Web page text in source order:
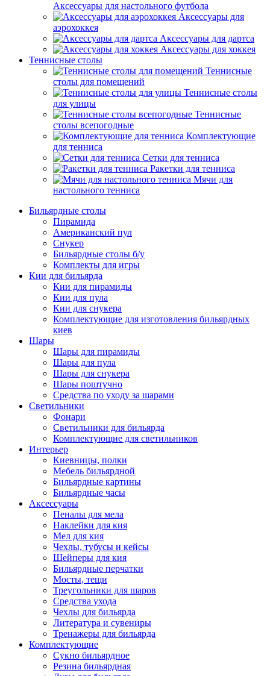
Аксессуары для настольного футбола
Аксессуары для
аэрохоккея
Аксессуары для дартса
Аксессуары для хоккея
Теннисные столы
Теннисные
столы для помещений
Теннисные столы
для улицы
Теннисные
столы всепогодные
Комплектующие
для тенниса
Сетки для тенниса
Ракетки для тенниса
Мячи для
настольного тенниса
Бильярдные столы
Пирамида
Американский пул
Снукер
Бильярдные столы б/у
Комплекты для игры
Кии для бильярда
Кии для пирамиды
Кии для пула
Кии для снукера
Комплектующие для изготовления бильярдных
киев
Шары
Шары для пирамиды
Шары для пула
Шары для снукера
Шары поштучно
Средства по уходу за шарами
Светильники
Фонари
Светильники для бильярда
Комплектующие для светильников
Интерьер
Киевницы, полки
Мебель бильярдной
Бильярдные картины
Бильярдные часы
Аксессуары
Пеналы для мела
Наклейки для кия
Мел для кия
Чехлы, тубусы и кейсы
Шейперы для кия
Бильярдные перчатки
Мосты, тещи
Треугольники для шаров
Средства ухода
Чехлы для бильярда
Литература и сувениры
Тренажеры для бильярда
Комплектующие
Сукно бильярдное
Резина бильярдная